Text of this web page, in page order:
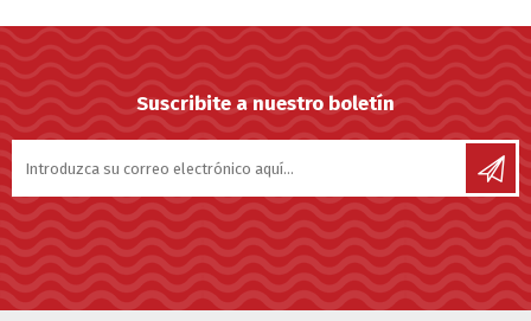
Suscribite a nuestro boletín